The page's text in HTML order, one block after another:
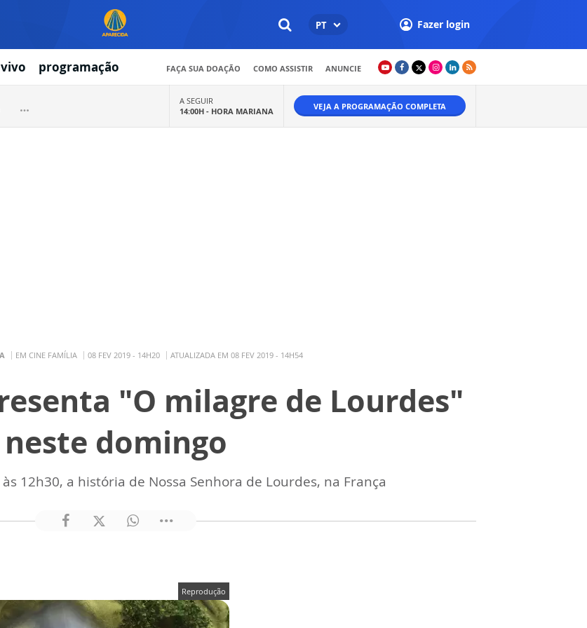
PT Fazer login
programação FAÇA SUA DOAÇÃO COMO ASSISTIR ANUNCIE
A SEGUIR
14:00H - HORA MARIANA VEJA A PROGRAMAÇÃO COMPLETA
EM CINE FAMÍLIA 08 FEV 2019 - 14H20 ATUALIZADA EM 08 FEV 2019 - 14H54
"O milagre de Lourdes"
neste domingo
12h30, a história de Nossa Senhora de Lourdes, na França
Reprodução